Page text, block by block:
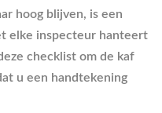
hoog blijven, is een
elke inspecteur hanteert
checklist om de kaf
u een handtekening